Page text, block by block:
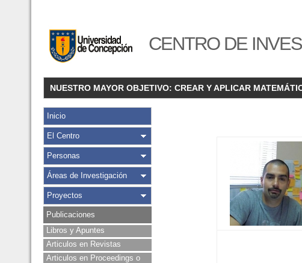
CENTRO DE
NUESTRO MAYOR OBJETIVO: CREAR Y APLICAR
Inicio
El Centro
Personas
Áreas de Investigación
Proyectos
Publicaciones
Libros y Apuntes
Articulos en Revistas
Articulos en Proceedings o